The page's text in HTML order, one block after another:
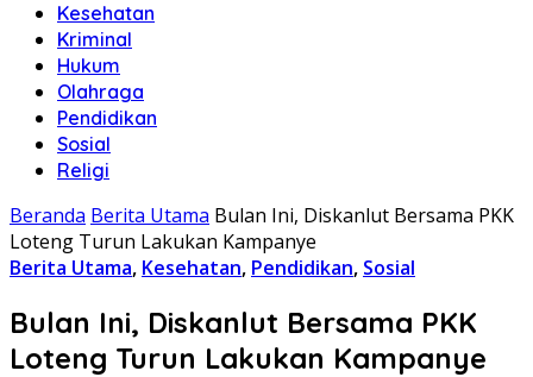
Kesehatan
Kriminal
Hukum
Olahraga
Pendidikan
Sosial
Religi
Beranda Berita Utama Bulan Ini, Diskanlut Bersama PKK
Loteng Turun Lakukan Kampanye
Berita Utama, Kesehatan, Pendidikan, Sosial
Bulan Ini, Diskanlut Bersama PKK
Loteng Turun Lakukan Kampanye